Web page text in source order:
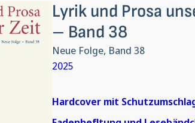
Lyrik und Prosa
– Band 38
Neue Folge, Band 38
2025
Hardcover mit